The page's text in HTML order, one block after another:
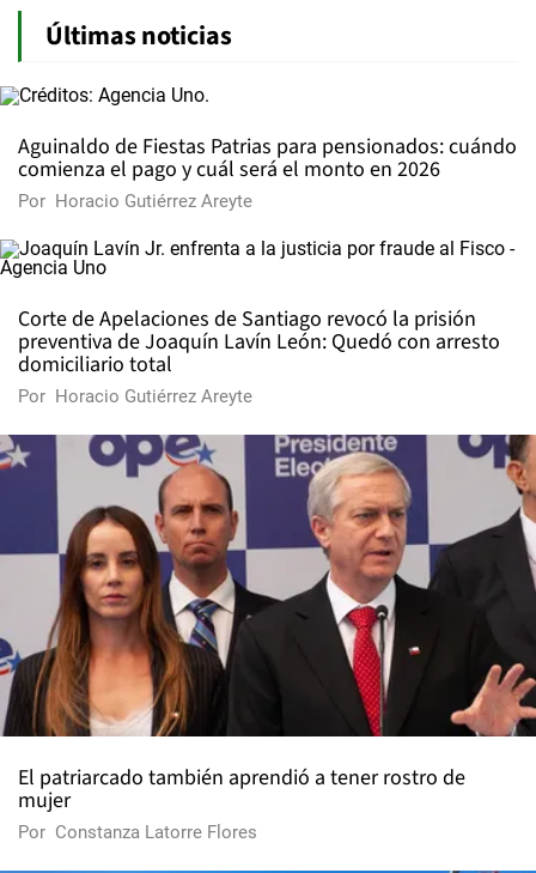
Últimas noticias
Aguinaldo de Fiestas Patrias para pensionados: cuándo
comienza el pago y cuál será el monto en 2026
Por Horacio Gutiérrez Areyte
Corte de Apelaciones de Santiago revocó la prisión
preventiva de Joaquín Lavín León: Quedó con arresto
domiciliario total
Por Horacio Gutiérrez Areyte
El patriarcado también aprendió a tener rostro de
mujer
Por Constanza Latorre Flores